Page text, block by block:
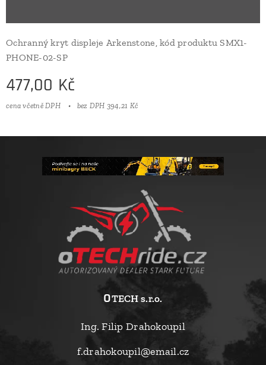
Ochranný kryt displeje Arkenstone, kód produktu SMX1-
PHONE-02-SP
477,00 Kč
cena včetně DPH bez DPH 394,21 Kč
oTECH s.r.o.
Ing. Filip Drahokoupil
f.drahokoupil@email.cz